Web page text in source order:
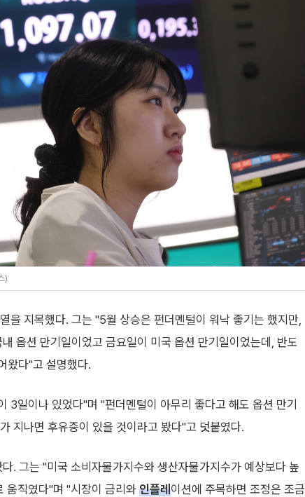
)
을 지목했다. 그는 "5월 상승은 펀더멘털이 워낙 좋기는 했지만,
옵션 만기일이었고 금요일이 미국 옵션 만기일이었는데, 반도
왔다"고 설명했다.
일이나 있었다"며 "펀더멘털이 아무리 좋다고 해도 옵션 만기
지나면 후유증이 있을 것이라고 봤다"고 덧붙였다.
. 그는 "미국 소비자물가지수와 생산자물가지수가 예상보다 높
움직였다"며 "시장이 금리와 인플레이션에 주목하면 조정은 조금